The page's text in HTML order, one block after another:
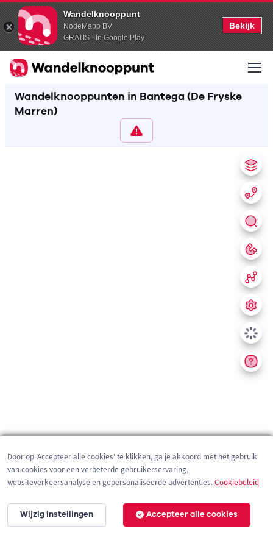
Wandelknooppunt
NodeMapp BV
GRATIS - In Google Play
Bekijk
Wandelknooppunten in Bantega (De Fryske
Marren)
200 m
Door op 'Accepteer alle cookies' te klikken, ga je akkoord met het gebruik
van cookies voor een verbeterde gebruikerservaring,
websiteverkeersanalyse en gepersonaliseerde advertenties.Cookiebeleid
Wijzig instellingen Accepteer alle cookies